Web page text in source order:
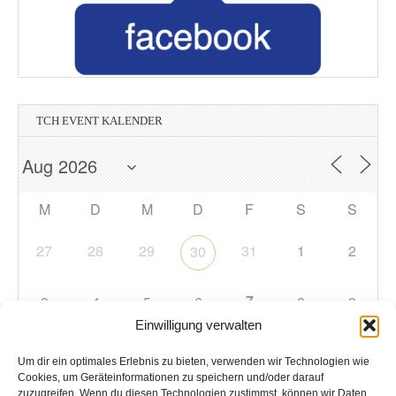
Einwilligung verwalten
Um dir ein optimales Erlebnis zu bieten, verwenden wir Technologien wie
Cookies, um Geräteinformationen zu speichern und/oder darauf
zuzugreifen. Wenn du diesen Technologien zustimmst, können wir Daten
TCH EVENT KALENDER
M D M D F S S
27 28 29 30 31 1 2
3 4 5 6 7 8 9
10 11 12 13 14 15